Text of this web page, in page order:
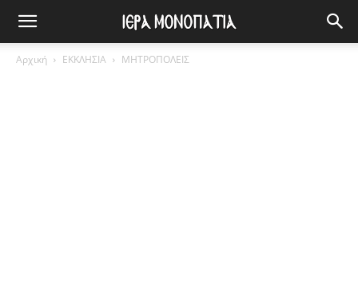
Αρχική ΕΚΚΛΗΣΙΑ ΜΗΤΡΟΠΟΛΕΙΣ